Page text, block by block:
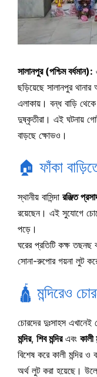
সালানপুর (পশ্চিম বর্ধমান):
ছড়িয়েছে সালানপুর
এলাকায়। বন্ধ বাড়ি
দুষ্কৃতীরা। এই ঘটনায়
বাড়ছে ক্ষোভও।
🏠 ফাঁকা
স্থানীয় বাসিন্দা রঞ্জিত
রয়েছেন। এই সুযোগে
পড়ে।
ঘরের প্রতিটি কক্ষ তছনছ
সোনা-রুপোর গয়না লুট
🛕 মন্দিরেও
চোরদের দুঃসাহস
মন্দির, শিব মন্দিরএবং কালী
বিশেষ করে কালী মন্দির ও
অর্থ লুট করা হয়েছে।